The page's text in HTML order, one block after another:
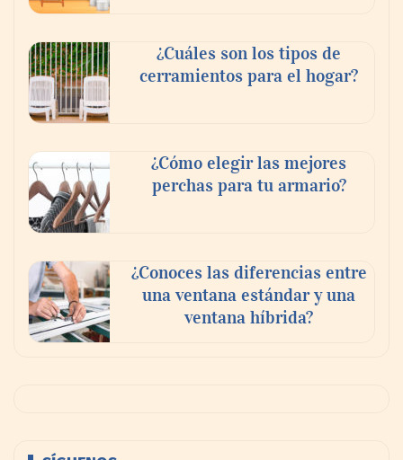
¿Cuáles son los tipos de
cerramientos para el hogar?
¿Cómo elegir las mejores
perchas para tu armario?
¿Conoces las diferencias entre
una ventana estándar y una
ventana híbrida?